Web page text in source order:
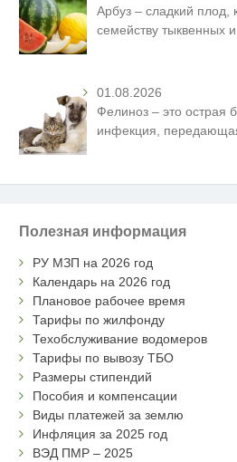
Арбуз – сладкий плод,
семейству тыквенных и
01.08.2026
Фелиноз – это острая
инфекция,
Полезная информация
РУ МЗП на 2026 год
Календарь на 2026 год
Плановое рабочее время
Тарифы по жилфонду
Техобслуживание водомеров
Тарифы по вывозу ТБО
Размеры стипендий
Пособия и компенсации
Виды платежей за землю
Инфляция за 2025 год
ВЭД ПМР – 2025